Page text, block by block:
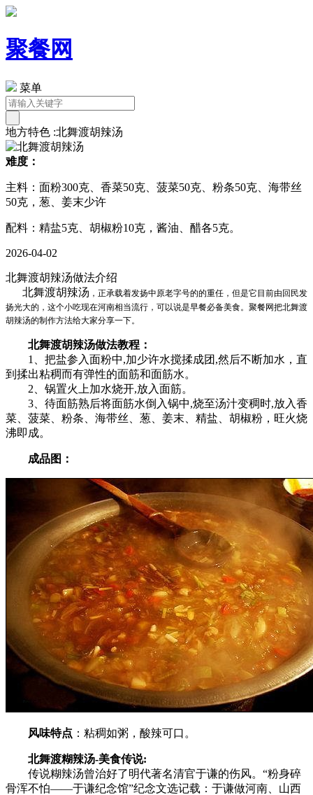
聚餐网
菜单
地方特色 :北舞渡胡辣汤
难度：
主料：面粉300克、香菜50克、菠菜50克、粉条50克、海带丝
50克，葱、姜末少许
配料：精盐5克、胡椒粉10克，酱油、醋各5克。
2026-04-02
北舞渡胡辣汤做法介绍
北舞渡胡辣汤 ，正承载着发扬中原老字号的的重任，但是它目前由回民发
扬光大的，这个小吃现在河南相当流行，可以说是早餐必备美食。聚餐网把北舞渡
胡辣汤的制作方法给大家分享一下。
北舞渡胡辣汤做法教程：
1、把盐参入面粉中,加少许水搅揉成团,然后不断加水，直
到揉出粘稠而有弹性的面筋和面筋水。
2、锅置火上加水烧开,放入面筋。
​3、待面筋熟后将面筋水倒入锅中,烧至汤汁变稠时,放入香
菜、菠菜、粉条、海带丝、葱、姜末、精盐、胡椒粉，旺火烧
沸即成。
成品图：
风味特点 ：粘稠如粥，酸辣可口。
北舞渡糊辣汤-美食传说:
传说糊辣汤曾治好了明代著名清官于谦的伤风。“粉身碎
骨浑不怕——于谦纪念馆”纪念文选记载：于谦做河南、山西